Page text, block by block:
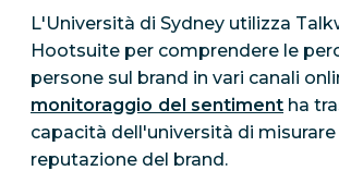
L'Università di Sydney utilizza
Hootsuite per comprendere le
persone sul brand in vari canali
monitoraggio del sentiment ha
capacità dell'università di
reputazione del brand.